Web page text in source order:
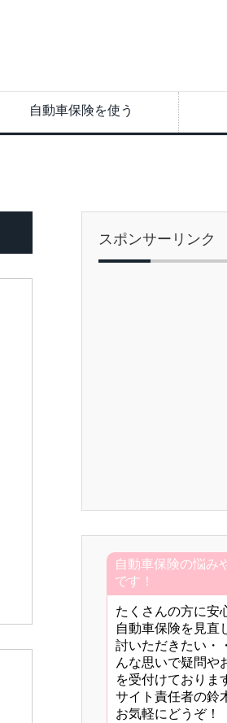
自動車保険を使う
スポンサーリンク
自動車保険の悩み
です！
たくさんの方に安
自動車保険を見直
討いただきたい・
んな思いで疑問や
を受付けておりま
サイト責任者の鈴
お気軽にどうぞ！